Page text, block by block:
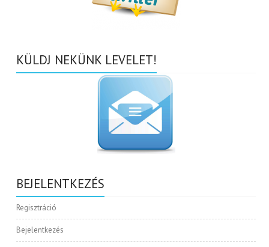
KÜLDJ NEKÜNK LEVELET!
BEJELENTKEZÉS
Regisztráció
Bejelentkezés